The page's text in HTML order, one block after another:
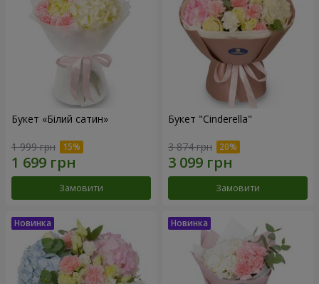
Букет «Білий сатин»
1 999 грн
Замовити
Букет "Cinderella"
3 874 грн
Замовити